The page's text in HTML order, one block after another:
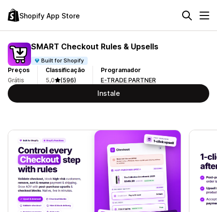
Shopify App Store
SMART Checkout Rules & Upsells
Built for Shopify
Preços
Grátis
Classificação
5,0
(596)
Programador
E-TRADE PARTNER
Instale